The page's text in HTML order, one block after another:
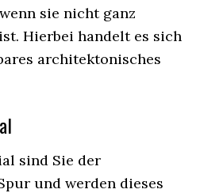
sie nicht ganz
Hierbei handelt es sich
architektonisches
sind Sie der
und werden dieses